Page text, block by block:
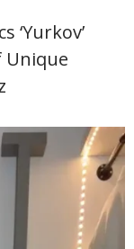
‘Yurkov’
Unique